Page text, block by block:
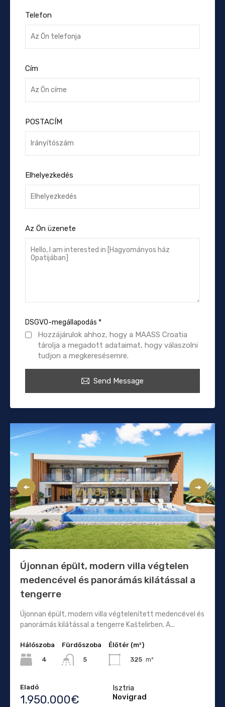
Telefon
Cím
POSTACÍM
Elhelyezkedés
Az Ön üzenete
DSGVO-megállapodás *
Hozzájárulok ahhoz, hogy a MAASS Croatia
tárolja a megadott adataimat, hogy válaszolni
tudjon a megkeresésemre.
Send Message
Újonnan épült, modern villa végtelen
medencével és panorámás kilátással a
tengerre
Újonnan épült, modern villa végtelenített medencével és
panorámás kilátással a tengerre Kaštelirben. A...
Hálószoba
4
Fürdőszoba
5
Élőtér (m²)
325 m²
Eladó
1.950.000€
Isztria
Novigrad